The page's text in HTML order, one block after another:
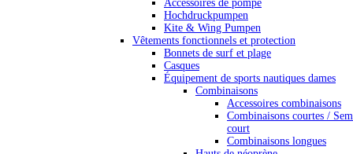
Accessoires de pompe
Hochdruckpumpen
Kite & Wing Pumpen
Vêtements fonctionnels et protection
Bonnets de surf et plage
Casques
Équipement de sports nautiques dames
Combinaisons
Accessoires combinaisons
Combinaisons courtes /
court
Combinaisons longues